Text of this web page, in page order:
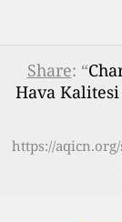
Share: “
Hava Kalitesi
https://